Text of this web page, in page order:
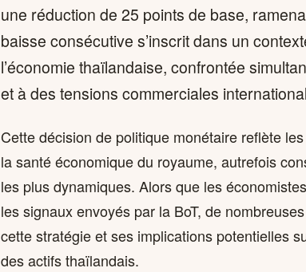
une réduction de 25 points de base,
baisse consécutive s’inscrit dans un
l’économie thaïlandaise, confrontée
et à des tensions commerciales
Cette décision de politique monétaire reflète
la santé économique du royaume, autrefois
les plus dynamiques. Alors que les
les signaux envoyés par la BoT, de
cette stratégie et ses implications potentielles
des actifs thaïlandais.